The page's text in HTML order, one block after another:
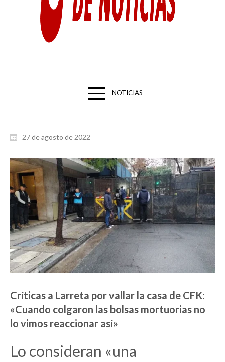
NOTICIAS
27 de agosto de 2022
Críticas a Larreta por vallar la casa de CFK:
«Cuando colgaron las bolsas mortuorias no
lo vimos reaccionar así»
Lo consideran «una